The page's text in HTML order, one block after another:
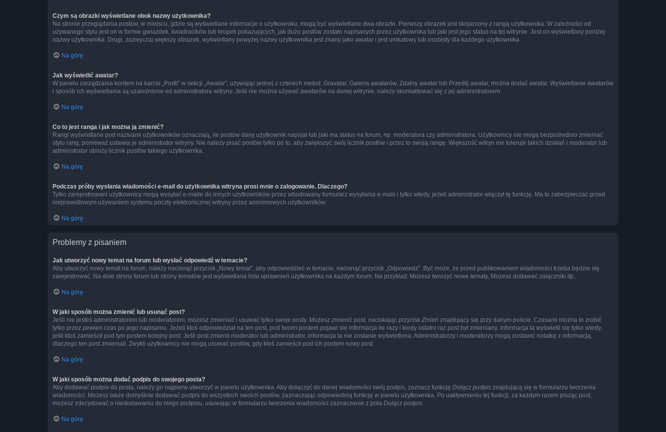
Czym są obrazki wyświetlane obok nazwy użytkownika?
Na stronie przeglądania postów, w miejscu, gdzie są wyświetlane informacje o użytkowniku, mogą być wyświetlane dwa obrazki. Pierwszy obrazek jest skojarzony z rangą użytkownika. W zależności od
używanego stylu jest on w formie gwiazdek, kwadracików lub kropek pokazujących, jak dużo postów zostało napisanych przez użytkownika lub jaki jest jego status na tej witrynie. Jest on wyświetlany poniżej
nazwy użytkownika. Drugi, zazwyczaj większy obrazek, wyświetlany powyżej nazwy użytkownika jest znany jako awatar i jest unikatowy lub osobisty dla każdego użytkownika.
Na górę
Jak wyświetlić awatar?
W panelu zarządzania kontem na karcie „Profil” w sekcji „Awatar”, używając jednej z czterech metod: Gravatar, Galeria awatarów, Zdalny awatar lub Prześlij awatar, można dodać awatar. Wyświetlanie awatarów
i sposób ich wyświetlania są uzależnione od administratora witryny. Jeśli nie można używać awatarów na danej witrynie, należy skontaktować się z jej administratorem.
Na górę
Co to jest ranga i jak można ją zmienić?
Rangi wyświetlane pod nazwami użytkowników oznaczają, ile postów dany użytkownik napisał lub jaki ma status na forum, np. moderatora czy administratora. Użytkownicy nie mogą bezpośrednio zmieniać
stylu rang, ponieważ ustawia je administrator witryny. Nie należy pisać postów tylko po to, aby zwiększyć swój licznik postów i przez to swoją rangę. Większość witryn nie toleruje takich działań i moderator lub
administrator obniży licznik postów takiego użytkownika.
Na górę
Podczas próby wysłania wiadomości e-mail do użytkownika witryna prosi mnie o zalogowanie. Dlaczego?
Tylko zarejestrowani użytkownicy mogą wysyłać e-maile do innych użytkowników przez wbudowany formularz wysyłania e-maili i tylko wtedy, jeżeli administrator włączył tę funkcję. Ma to zabezpieczać przed
nieprawidłowym używaniem systemu poczty elektronicznej witryny przez anonimowych użytkowników.
Na górę
Problemy z pisaniem
Jak utworzyć nowy temat na forum lub wysłać odpowiedź w temacie?
Aby utworzyć nowy temat na forum, należy nacisnąć przycisk „Nowy temat”, aby odpowiedzieć w temacie, nacisnąć przycisk „Odpowiedz”. Być może, że przed publikowaniem wiadomości trzeba będzie się
zarejestrować. Na dole strony forum lub strony tematów jest wyświetlana lista uprawnień użytkownika na każdym forum. Na przykład: Możesz tworzyć nowe tematy, Możesz dodawać załączniki itp.
Na górę
W jaki sposób można zmienić lub usunąć post?
Jeśli nie jesteś administratorem lub moderatorem, możesz zmieniać i usuwać tylko swoje posty. Możesz zmienić post, naciskając przycisk Zmień znajdujący się przy danym poście. Czasami można to zrobić
tylko przez pewien czas po jego napisaniu. Jeżeli ktoś odpowiedział na ten post, pod twoim postem pojawi się informacja ile razy i kiedy ostatni raz post był zmieniany. Informacja ta wyświetli się tylko wtedy,
jeśli ktoś zamieścił pod tym postem kolejny post. Jeśli post zmienił moderator lub administrator, informacja ta nie zostanie wyświetlona. Administratorzy i moderatorzy mogą zostawić notatkę z informacją,
dlaczego ten post zmieniali. Zwykli użytkownicy nie mogą usuwać postów, gdy ktoś zamieścił pod ich postem nowy post.
Na górę
W jaki sposób można dodać podpis do swojego posta?
Aby dodawać podpis do posta, należy go najpierw utworzyć w panelu użytkownika. Aby dołączyć do danej wiadomości swój podpis, zaznacz funkcję Dołącz podpis znajdującą się w formularzu tworzenia
wiadomości. Możesz także domyślnie dodawać podpis do wszystkich swoich postów, zaznaczając odpowiednią funkcję w panelu użytkownika. Po uaktywnieniu tej funkcji, za każdym razem pisząc post,
możesz zdecydować o niedodawaniu do niego podpisu, usuwając w formularzu tworzenia wiadomości zaznaczenie z pola Dołącz podpis.
Na górę